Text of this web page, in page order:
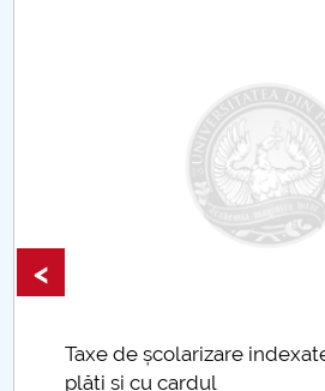
UNIVERSITATE pentru
IOSUD/CSUD-Doctorate
Comisie de etica unversitară
Accesibilitate pentru studenții
Taxe de școlarizare
plăti și cu cardul
<